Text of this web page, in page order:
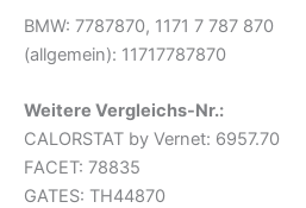
BMW: 7787870, 1171 7 787 870
(allgemein): 11717787870
Weitere Vergleichs-Nr.:
CALORSTAT by Vernet: 6957.70
FACET: 78835
GATES: TH44870